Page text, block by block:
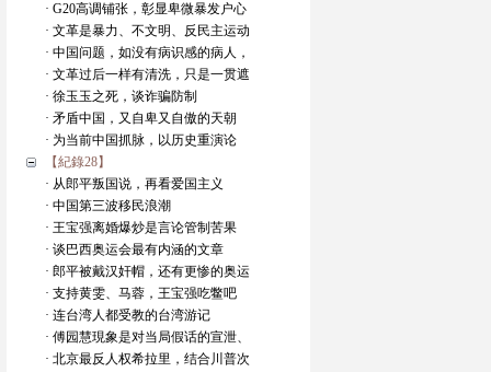
· G20高调铺张，彰显卑微暴发户心
· 文革是暴力、不文明、反民主运动
· 中国问题，如没有病识感的病人，
· 文革过后一样有清洗，只是一贯遮
· 徐玉玉之死，谈诈骗防制
· 矛盾中国，又自卑又自傲的天朝
· 为当前中国抓脉，以历史重演论
【紀錄28】
· 从郎平叛国说，再看爱国主义
· 中国第三波移民浪潮
· 王宝强离婚爆炒是言论管制苦果
· 谈巴西奥运会最有内涵的文章
· 郎平被戴汉奸帽，还有更惨的奥运
· 支持黄雯、马蓉，王宝强吃鳖吧
· 连台湾人都受教的台湾游记
· 傅园慧現象是对当局假话的宣泄、
· 北京最反人权希拉里，结合川普次